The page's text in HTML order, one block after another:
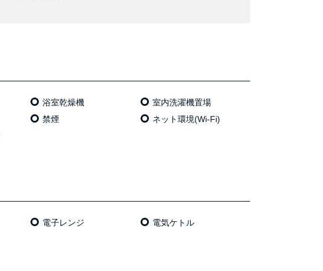
浴室乾燥機
室内洗濯機置場
禁煙
ネット環境(Wi-Fi)
電⼦レンジ
電気ケトル